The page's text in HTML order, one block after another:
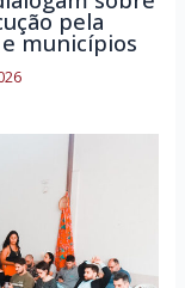
pela
municípios